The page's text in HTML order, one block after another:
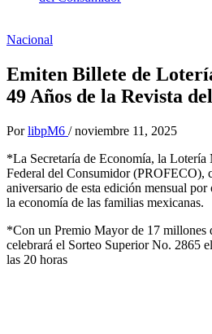
Nacional
Emiten Billete de
49 Años de la Revista
Por libpM6 / noviembre 11, 2025
*La Secretaría de Economía, la Lotería
Federal del Consumidor (PROFECO),
aniversario de esta edición mensual
la economía de las familias mexicanas.
*Con un Premio Mayor de 17 millones
celebrará el Sorteo Superior No. 2865
las 20 horas